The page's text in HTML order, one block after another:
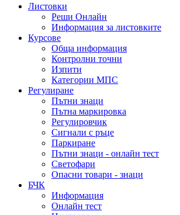
Листовки
Реши Онлайн
Информация за листовките
Курсове
Обща информация
Контролни точни
Изпити
Категории МПС
Регулиране
Пътни знаци
Пътна маркировка
Регулировчик
Сигнали с ръце
Паркиране
Пътни знаци - онлайн тест
Светофари
Опасни товари - знаци
БЧК
Информация
Онлайн тест